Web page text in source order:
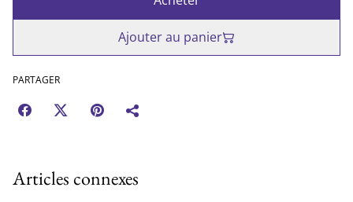
Ajouter au panier
PARTAGER
Articles connexes